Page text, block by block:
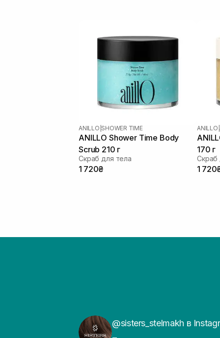
ANILLO SHOWER TIME
ANILLO Shower Time Body
Scrub 210 г
Скраб для тела
1 720₴
ANILLO
170 г
Скраб
1
@sisters_stelmakh в